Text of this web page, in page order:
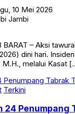
10 Mei 2026
Jambi
BARAT – Aksi
dini hari.
M.H., melalui Kasat
Terkini
24